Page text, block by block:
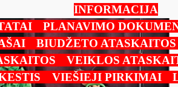
INFORMACIJA
PLANAVIMO
BIUDŽETO ATASKAITOS
VEIKLOS
VIEŠIEJI PIRKIMAI